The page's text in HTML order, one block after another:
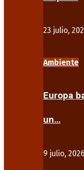
23 julio,
Ambiente
Europa
un…
9 julio, 2026